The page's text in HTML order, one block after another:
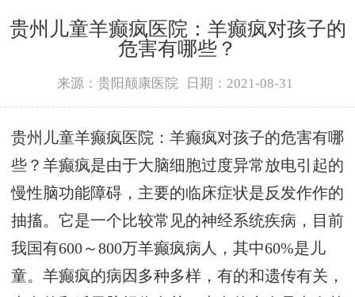
贵州儿童羊癫疯医院：羊癫疯对孩子的
危害有哪些？
来源：贵阳颠康医院 日期：2021-08-31
贵州儿童羊癫疯医院：羊癫疯对孩子的危害有哪
些？羊癫疯是由于大脑细胞过度异常放电引起的
慢性脑功能障碍，主要的临床症状是反发作作的
抽搐。它是一个比较常见的神经系统疾病，目前
我国有600～800万羊癫疯病人，其中60%是儿
童。羊癫疯的病因多种多样，有的和遗传有关，